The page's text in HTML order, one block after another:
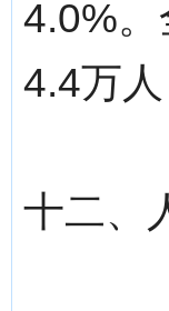
4.0%
4.4万
十二、